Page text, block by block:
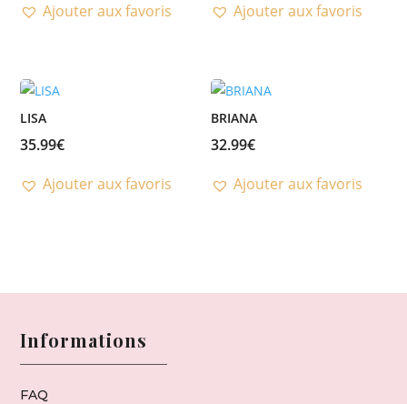
Ajouter aux favoris
Ajouter aux favoris
LISA
35.99€
Ajouter aux favoris
BRIANA
32.99€
Ajouter aux favoris
Informations
FAQ